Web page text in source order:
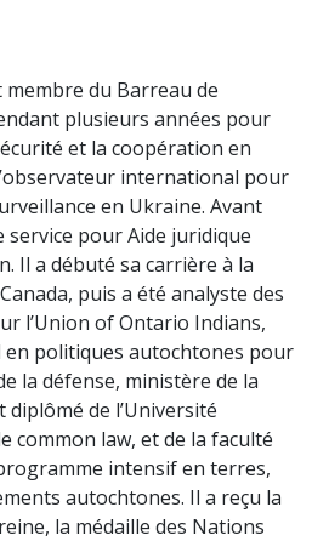
membre du Barreau de
plusieurs années pour
et la coopération en
international pour
en Ukraine. Avant
service pour Aide juridique
Il a débuté sa carrière à la
puis a été analyste des
l’Union of Ontario Indians,
politiques autochtones pour
la défense, ministère de la
de l’Université
common law, et de la faculté
intensif en terres,
autochtones. Il a reçu la
la médaille des Nations